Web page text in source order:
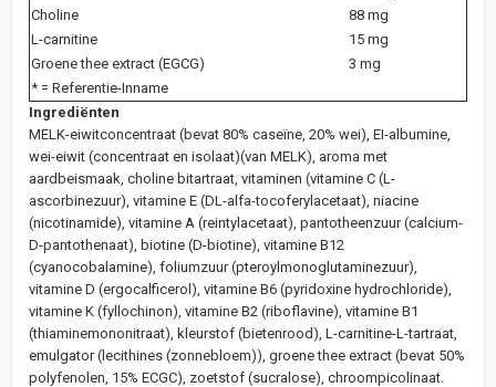
Choline
88 mg
L-carnitine
15 mg
Groene thee extract (EGCG)
3 mg
* = Referentie-Inname
Ingrediënten
MELK-eiwitconcentraat (bevat 80% caseïne, 20% wei), EI-albumine,
wei-eiwit (concentraat en isolaat)(van MELK), aroma met
aardbeismaak, choline bitartraat, vitaminen (vitamine C (L-
ascorbinezuur), vitamine E (DL-alfa-tocoferylacetaat), niacine
(nicotinamide), vitamine A (reintylacetaat), pantotheenzuur (calcium-
D-pantothenaat), biotine (D-biotine), vitamine B12
(cyanocobalamine), foliumzuur (pteroylmonoglutaminezuur),
vitamine D (ergocalficerol), vitamine B6 (pyridoxine hydrochloride),
vitamine K (fyllochinon), vitamine B2 (riboflavine), vitamine B1
(thiaminemononitraat), kleurstof (bietenrood), L-carnitine-L-tartraat,
emulgator (lecithines (zonnebloem)), groene thee extract (bevat 50%
polyfenolen, 15% ECGC), zoetstof (sucralose), chroompicolinaat.